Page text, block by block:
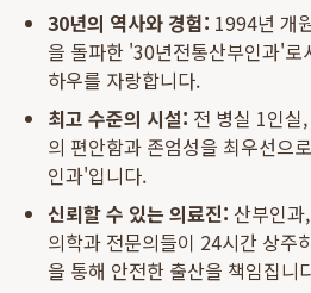
30년의 역사와 경험: 1994년 개
을 돌파한 '30년전통산부인과'로
하우를 자랑합니다.
최고 수준의 시설: 전 병실 1인실
의 편안함과 존엄성을 최우선으
인과'입니다.
신뢰할 수 있는 의료진: 산부인
의학과 전문의들이 24시간 상주
을 통해 안전한 출산을 책임집니